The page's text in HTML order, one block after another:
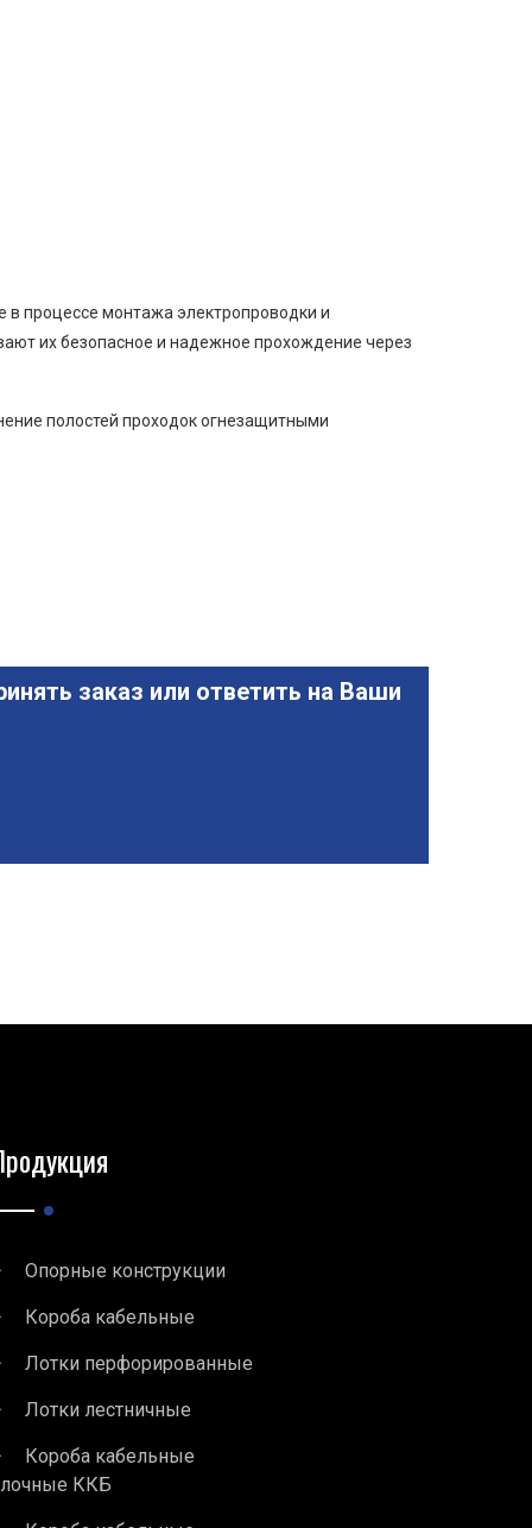
процессе монтажа электропроводки и
их безопасное и надежное прохождение через
полостей проходок огнезащитными
заказ или ответить на Ваши
Опорные конструкции
Короба кабельные
Лотки перфорированные
Лотки лестничные
Короба кабельные
ККБ